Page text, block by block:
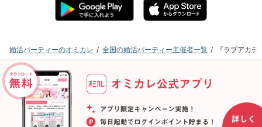
婚活パーティーのオミカレ 全国の婚活パーティー主催者一覧 『ラブアカ